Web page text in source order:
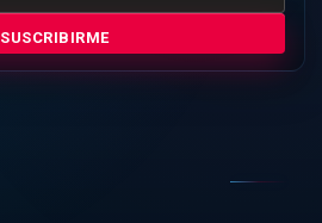
SUSCRIBIRME